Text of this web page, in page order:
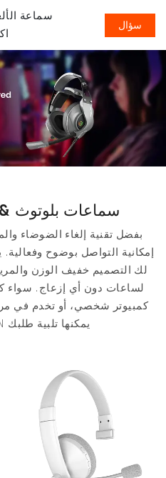
سماعة
سؤال
سماعات بلوتوث
بفضل تقنية إلغاء الضوضاء
لك التصميم خفيف الوزن
لساعات دون أي إزعاج. سواء
كمبيوتر شخصي، أو تخدم في